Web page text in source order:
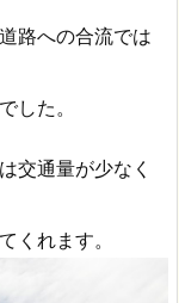
路への合流では
した。
交通量が少なく
くれます。